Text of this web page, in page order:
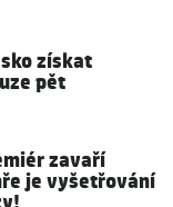
získat
pět
zavaří
je vyšetřování